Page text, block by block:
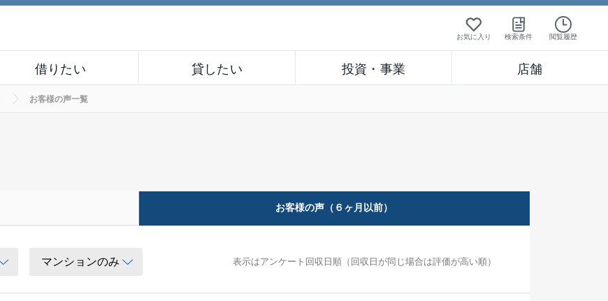
お気に入り 検索条件 閲覧履歴
借りたい 貸したい 投資・事業 店舗
お客様の声一覧
お客様の声（６ヶ月以前）
表示はアンケート回収日順（回収日が同じ場合は評価が高い順）